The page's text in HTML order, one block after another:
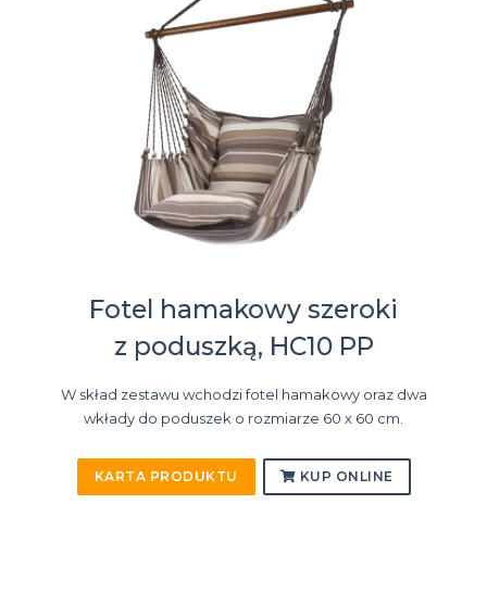
Fotel hamakowy szeroki
z poduszką, HC10 PP
W skład zestawu wchodzi fotel hamakowy oraz dwa
wkłady do poduszek o rozmiarze 60 x 60 cm.
KARTA PRODUKTU KUP ONLINE